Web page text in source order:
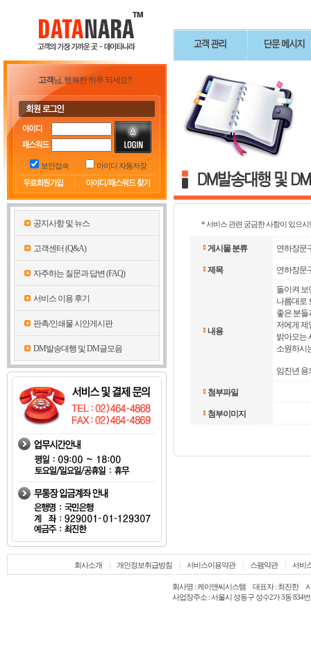
고객님, 행복한 하루 되세요!!
보안접속 아이디 자동저장
공지사항 및 뉴스
고객센터 (Q&A)
자주하는 질문과 답변 (FAQ)
서비스 이용 후기
판촉/인쇄물 시안게시판
DM발송대행 및 DM글모음
* 서비스 관련 궁금한 사항이 있으
게시물 분류 연하장문
제목 연하장문
내용
돌이켜 보
나름대로
좋은 분들
저에게 제
밝아오는
소원하시
임진년 용
첨부파일
첨부이미지
회사소개 개인정보취급방침 서비스이용약관 스팸약관 서비
회사명 : 케이앤씨시스템 대표자 : 최진한 사
사업장주소 : 서울시 성동구 성수2가 3동 834